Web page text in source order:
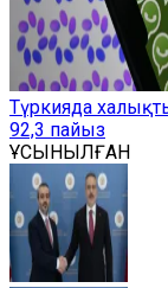
Түркияда
92,3 пайыз
ҰСЫНЫЛҒАН